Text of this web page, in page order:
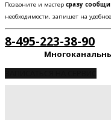
Позвоните и мастер сразу
необходимости, запишет на
8-495-223-38-90